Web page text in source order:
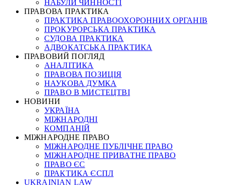
НАБУЛИ ЧИННОСТІ
ПРАВОВА ПРАКТИКА
ПРАКТИКА ПРАВООХОРОННИХ ОРГАНІВ
ПРОКУРОРСЬКА ПРАКТИКА
СУДОВА ПРАКТИКА
АДВОКАТСЬКА ПРАКТИКА
ПРАВОВИЙ ПОГЛЯД
АНАЛІТИКА
ПРАВОВА ПОЗИЦІЯ
НАУКОВА ДУМКА
ПРАВО В МИСТЕЦТВІ
НОВИНИ
УКРАЇНА
МІЖНАРОДНІ
КОМПАНІЙ
МІЖНАРОДНЕ ПРАВО
МІЖНАРОДНЕ ПУБЛІЧНЕ ПРАВО
МІЖНАРОДНЕ ПРИВАТНЕ ПРАВО
ПРАВО ЄС
ПРАКТИКА ЄСПЛ
UKRAINIAN LAW